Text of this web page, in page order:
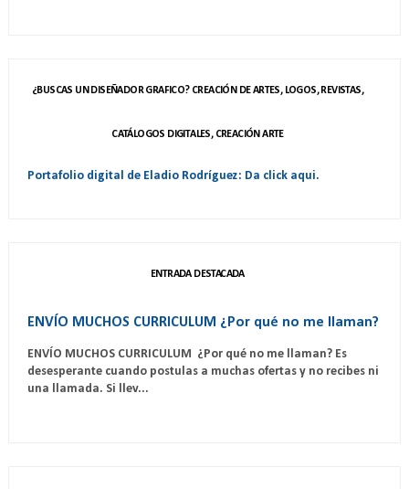
¿BUSCAS UN DISEÑADOR GRAFICO? CREACIÓN DE ARTES, LOGOS, REVISTAS,
CATÁLOGOS DIGITALES, CREACIÓN ARTE
Portafolio digital de Eladio Rodríguez: Da click aqui.
ENTRADA DESTACADA
ENVÍO MUCHOS CURRICULUM ¿Por qué no me llaman?
ENVÍO MUCHOS CURRICULUM ¿Por qué no me llaman? Es
desesperante cuando postulas a muchas ofertas y no recibes ni
una llamada. Si llev...